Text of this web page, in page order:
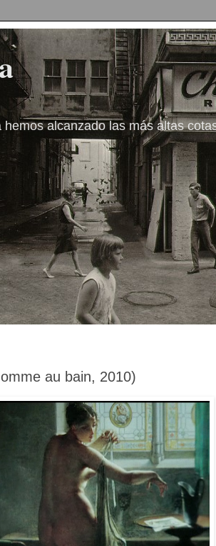
alcanzado las más altas
au bain, 2010)